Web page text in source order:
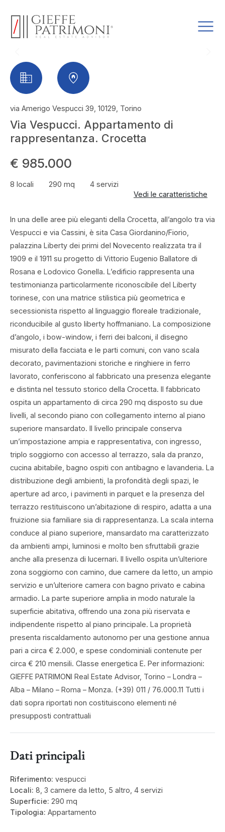
via Amerigo Vespucci 39, 10129, Torino
Via Vespucci. Appartamento di
rappresentanza. Crocetta
€ 985.000
8 locali 290 mq
4 servizi
Vedi le caratteristiche
In una delle aree più eleganti della Crocetta, all’angolo tra via
Vespucci e via Cassini, è sita Casa Giordanino/Fiorio,
palazzina Liberty dei primi del Novecento realizzata tra il
1909 e il 1911 su progetto di Vittorio Eugenio Ballatore di
Rosana e Lodovico Gonella. L’edificio rappresenta una
testimonianza particolarmente riconoscibile del Liberty
torinese, con una matrice stilistica più geometrica e
secessionista rispetto al linguaggio floreale tradizionale,
riconducibile al gusto liberty hoffmaniano. La composizione
d’angolo, i bow-window, i ferri dei balconi, il disegno
misurato della facciata e le parti comuni, con vano scala
decorato, pavimentazioni storiche e ringhiere in ferro
lavorato, conferiscono al fabbricato una presenza elegante
e distinta nel tessuto storico della Crocetta. Il fabbricato
ospita un appartamento di circa 290 mq disposto su due
livelli, al secondo piano con collegamento interno al piano
superiore mansardato. Il livello principale conserva
un’impostazione ampia e rappresentativa, con ingresso,
triplo soggiorno con accesso al terrazzo, sala da pranzo,
cucina abitabile, bagno ospiti con antibagno e lavanderia. La
distribuzione degli ambienti, la profondità degli spazi, le
aperture ad arco, i pavimenti in parquet e la presenza del
terrazzo restituiscono un’abitazione di respiro, adatta a una
fruizione sia familiare sia di rappresentanza. La scala interna
conduce al piano superiore, mansardato ma caratterizzato
da ambienti ampi, luminosi e molto ben sfruttabili grazie
anche alla presenza di lucernari. Il livello ospita un’ulteriore
zona soggiorno con camino, due camere da letto, un ampio
servizio e un’ulteriore camera con bagno privato e cabina
armadio. La parte superiore amplia in modo naturale la
superficie abitativa, offrendo una zona più riservata e
indipendente rispetto al piano principale. La proprietà
presenta riscaldamento autonomo per una gestione annua
pari a circa € 2.000, e spese condominiali contenute per
circa € 210 mensili. Classe energetica E. Per informazioni:
GIEFFE PATRIMONI Real Estate Advisor, Torino – Londra –
Alba – Milano – Roma – Monza. (+39) 011 / 76.000.11 Tutti i
dati sopra riportati non costituiscono elementi né
presupposti contrattuali
Dati principali
Riferimento: vespucci
Locali: 8, 3 camere da letto, 5 altro, 4 servizi
Superficie: 290 mq
Tipologia: Appartamento